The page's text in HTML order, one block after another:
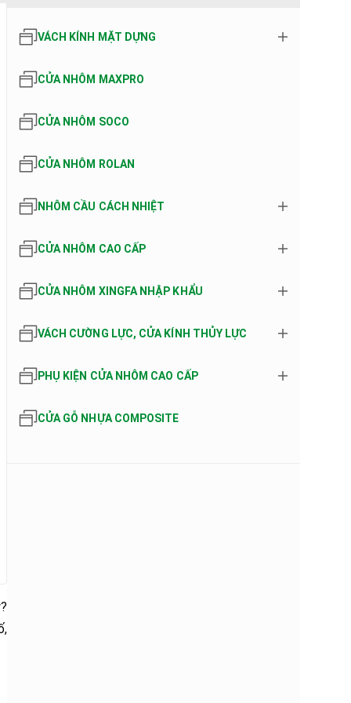
VÁCH KÍNH MẶT DỰNG
CỬA NHÔM MAXPRO
CỬA NHÔM SOCO
CỬA NHÔM ROLAN
NHÔM CẦU CÁCH NHIỆT
CỬA NHÔM CAO CẤP
CỬA NHÔM XINGFA NHẬP KHẨU
VÁCH CƯỜNG LỰC, CỬA KÍNH THỦY LỰC
PHỤ KIỆN CỬA NHÔM CAO CẤP
CỬA GỖ NHỰA COMPOSITE